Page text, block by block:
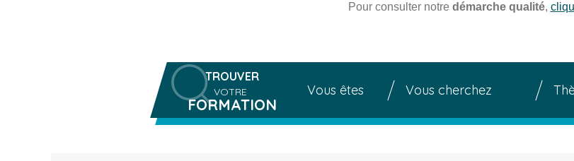
Pour consulter notre démarche qualité,
TROUVER
VOTRE
FORMATION
Rechercher une formationVous cherchez Thème